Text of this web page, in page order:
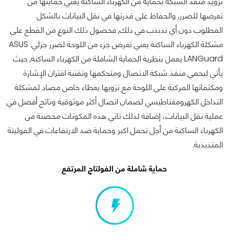
تعرضها للضرر, والحفاظ على قدرتها في نقل البيانات بالشكل
المطلوب دون أي تذبذب في ذلك, فحصول ذلك النوع من القطع على
مشكلة الكهرباء الساكنة يعني تعرض جزء من اللوحة لضرر جزئي. ASUS
LANGuard يعمل بنظرية الحماية الشاملة من الكهرباء الساكنة, حيث
يأتي ليحمي منفذ شبكة الاتصال ومتحكمها وتقنية اقتران الإشارة
ومكثفاتها المركبة على اللوحة مع تزويها بغطاء خاص مضاد لمشكلة
التداخل الكهرومغناطيسي لضمان اتصال أكثر موثوقية وناتج أفضل في
عملية نقل البيانات، إضافة لذلك تاتي هذه المكونات محصنة من
الكهرباء الساكنة من أجل تحمل اكبر وحماية ضد الارتفاعات في الفوليتة
المتذبذبة.
حماية شاملة من الفولتاج المرتفع